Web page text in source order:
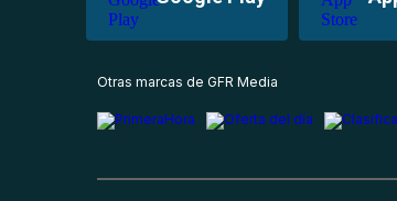
Otras marcas de GFR Media